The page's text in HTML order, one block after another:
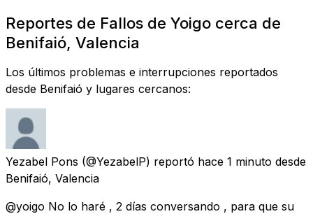
Reportes de Fallos de Yoigo cerca de
Benifaió, Valencia
Los últimos problemas e interrupciones reportados
desde Benifaió y lugares cercanos:
Yezabel Pons (@YezabelP) reportó hace 1 minuto desde
Benifaió, Valencia
@yoigo No lo haré , 2 días conversando , para que su